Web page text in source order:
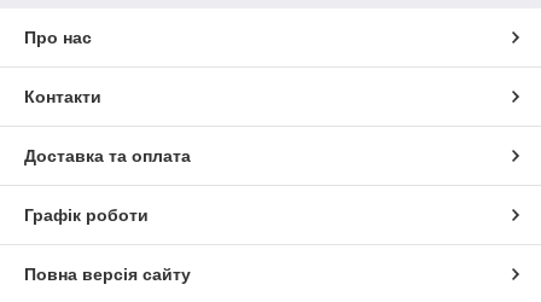
Про нас
Контакти
Доставка та оплата
Графік роботи
Повна версія сайту